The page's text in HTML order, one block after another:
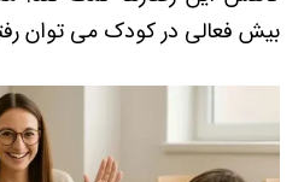
بیش فعالی در کودک می توان